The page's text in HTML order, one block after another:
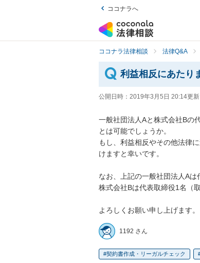
ココナラへ
ココナラ法律相談 法律Q&A
利益相反にあたり
公開日時： 2019年3月5日 20:14更新
一般社団法人Aと株式会社Bの
とは可能でしょうか。
もし、利益相反やその他法律
けますと幸いです。
なお、上記の一般社団法人Aは
株式会社Bは代表取締役1名（
1192 さん
契約書作成・リーガルチェック